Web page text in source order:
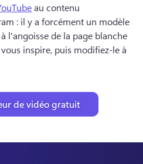
au contenu
: il y a forcément un modèle
l'angoisse de la page blanche
inspire, puis modifiez-le à
de vidéo gratuit